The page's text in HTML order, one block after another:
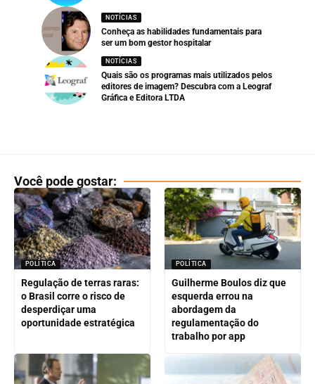
NOTÍCIAS
Conheça as habilidades fundamentais para
ser um bom gestor hospitalar
NOTÍCIAS
Quais são os programas mais utilizados pelos
editores de imagem? Descubra com a Leograf
Gráfica e Editora LTDA
Você pode gostar:
POLÍTICA
Regulação de terras raras:
o Brasil corre o risco de
desperdiçar uma
oportunidade estratégica
POLÍTICA
Guilherme Boulos diz que
esquerda errou na
abordagem da
regulamentação do
trabalho por app